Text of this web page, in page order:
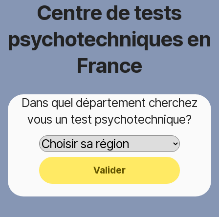
Centre de tests
psychotechniques en
France
Dans quel département cherchez
vous un test psychotechnique?
Valider